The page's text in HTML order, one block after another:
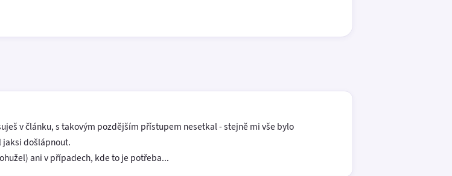
v článku, s takovým pozdějším přístupem nesetkal - stejně mi vše bylo
jaksi došlápnout.
ani v případech, kde to je potřeba...